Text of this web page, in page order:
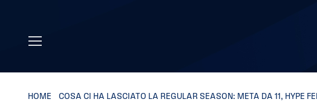
HOME COSA CI HA LASCIATO LA REGULAR SEASON: META DA 11, HYPE